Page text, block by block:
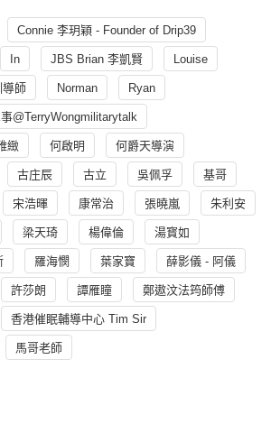
Connie 李玥穎 - Founder of Drip39
In JBS Brian 李凱賢 Louise
師 Norman Ryan
@TerryWongmilitarytalk
緻 何啟明 何爵天導演
古庄辰 古立 吳佩孚 基哥
宋浩暉 康常治 張曉嵐 朱利安
梁天琦 楊偉倫 湯寳如
羅海憫 葉家寶 薛影儀 - 阿儀
許莎朗 譚雁瞳 鄭遨汶法筠師傅
香港催眠輔導中心 Tim Sir
馬哥老師